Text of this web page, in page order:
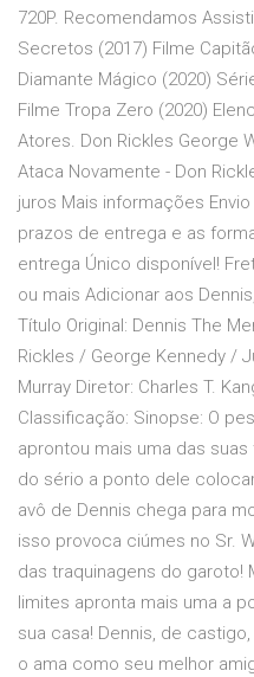
720P. Recomendamos
Secretos (2017) Filme
Diamante Mágico (2020)
Filme Tropa Zero (2020)
Atores. Don Rickles George
Ataca Novamente - Don
juros Mais informações
prazos de entrega e as
entrega Único disponível!
ou mais Adicionar aos
Título Original: Dennis The
Rickles / George Kennedy /
Murray Diretor: Charles T.
Classificação: Sinopse: O
aprontou mais uma das
do sério a ponto dele
avô de Dennis chega para
isso provoca ciúmes no Sr.
das traquinagens do garoto!
limites apronta mais uma a
sua casa! Dennis, de
o ama como seu melhor